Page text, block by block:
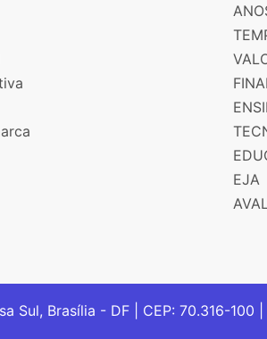
EJA
Sul, Brasília - DF | CEP: 70.316-100